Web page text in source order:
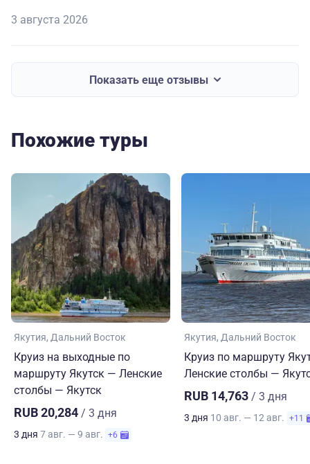
3 августа 2026
Показать еще отзывы
Похожие туры
Якутия Дальний Восток
Круиз на выходные по
маршруту Якутск — Ленские
столбы — Якутск
RUB 20,284 / 3 дня
3 дня 7 авг. — 9 авг. +6
Якутия Дальний Восток
Круиз по маршруту
Ленские столбы —
RUB 14,763 / 3 дня
3 дня 10 авг. — 12 авг. +11